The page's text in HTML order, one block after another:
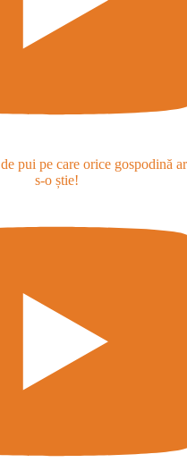
pui pe care orice gospodină
s-o știe!